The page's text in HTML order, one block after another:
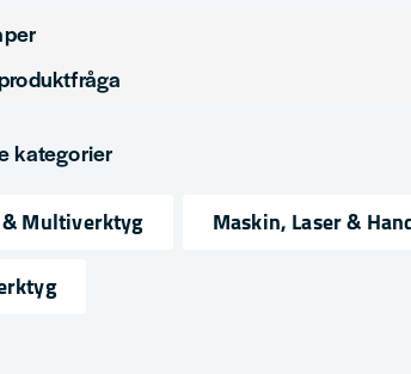
något om denna produkten...
kategorier
Multiverktyg
Maskin, Laser &